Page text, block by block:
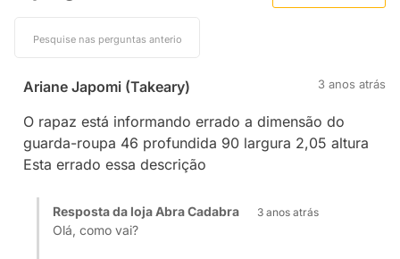
Ariane Japomi (Takeary) 3 anos atrás
O rapaz está informando errado a dimensão do
guarda-roupa 46 profundida 90 largura 2,05 altura
Esta errado essa descrição
Resposta da loja Abra Cadabra 3 anos atrás
Olá, como vai?